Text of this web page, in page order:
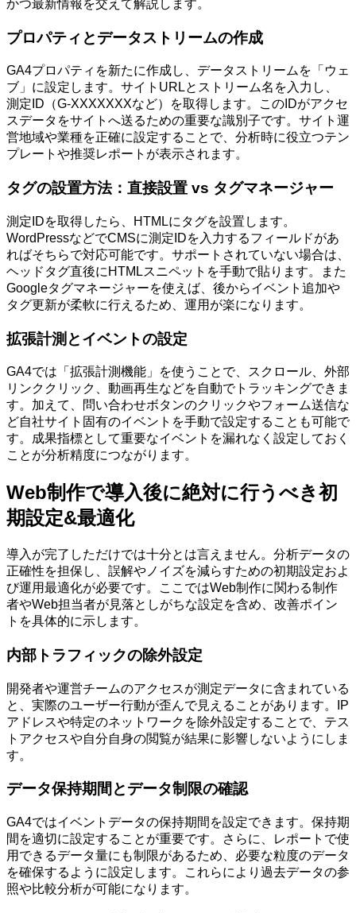
かつ最新情報を交えて解説します。
プロパティとデータストリームの作成
GA4プロパティを新たに作成し、データストリームを「ウェ
ブ」に設定します。サイトURLとストリーム名を入力し、
測定ID（G-XXXXXXXなど）を取得します。このIDがアクセ
スデータをサイトへ送るための重要な識別子です。サイト運
営地域や業種を正確に設定することで、分析時に役立つテン
プレートや推奨レポートが表示されます。
タグの設置方法：直接設置 vs タグマネージャー
測定IDを取得したら、HTMLにタグを設置します。
WordPressなどでCMSに測定IDを入力するフィールドがあ
ればそちらで対応可能です。サポートされていない場合は、
ヘッドタグ直後にHTMLスニペットを手動で貼ります。また
Googleタグマネージャーを使えば、後からイベント追加や
タグ更新が柔軟に行えるため、運用が楽になります。
拡張計測とイベントの設定
GA4では「拡張計測機能」を使うことで、スクロール、外部
リンククリック、動画再生などを自動でトラッキングできま
す。加えて、問い合わせボタンのクリックやフォーム送信な
ど自社サイト固有のイベントを手動で設定することも可能で
す。成果指標として重要なイベントを漏れなく設定しておく
ことが分析精度につながります。
Web制作で導入後に絶対に行うべき初
期設定&最適化
導入が完了しただけでは十分とは言えません。分析データの
正確性を担保し、誤解やノイズを減らすための初期設定およ
び運用最適化が必要です。ここではWeb制作に関わる制作
者やWeb担当者が見落としがちな設定を含め、改善ポイン
トを具体的に示します。
内部トラフィックの除外設定
開発者や運営チームのアクセスが測定データに含まれている
と、実際のユーザー行動が歪んで見えることがあります。IP
アドレスや特定のネットワークを除外設定することで、テス
トアクセスや自分自身の閲覧が結果に影響しないようにしま
す。
データ保持期間とデータ制限の確認
GA4ではイベントデータの保持期間を設定できます。保持期
間を適切に設定することが重要です。さらに、レポートで使
用できるデータ量にも制限があるため、必要な粒度のデータ
を確保するように設定します。これらにより過去データの参
照や比較分析が可能になります。